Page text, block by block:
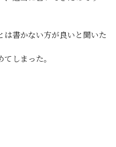
は書かない方が良いと聞いた
しまった。